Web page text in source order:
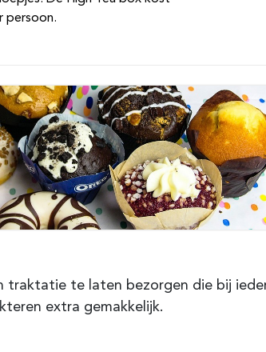
persoon.
traktatie te laten bezorgen die bij
extra gemakkelijk.